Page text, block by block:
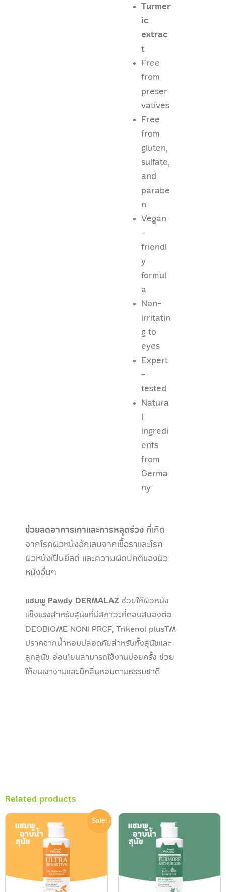
Turmer
ic
extrac
t
Free
from
preser
vatives
Free
from
gluten,
sulfate,
and
parabe
n
Vegan
-
friendl
y
formul
a
Non-
irritatin
g to
eyes
Expert
-
tested
Natura
l
ingredi
ents
from
Germa
ny
ช่วยลดอาการเกาและการหลุดร่วง ที่เกิด
จากโรคผิวหนังอักเสบจากเชื้อราและโรค
ผิวหนังเป็นยีสต์ และความผิดปกติของผิว
หนังอื่นๆ
แชมพู Pawdy DERMALAZ ช่วยให้ผิวหนัง
แข็งแรงสำหรับสุนัขที่มีสภาวะที่ตอบสนองต่อ
DEOBIOME NONI PRCF, Trikenol plusTM
ปราศจากน้ำหอมปลอดภัยสำหรับทั้งสุนัขและ
ลูกสุนัข อ่อนโยนสามารถใช้งานบ่อยครั้ง ช่วย
ให้ขนเงางามและมีกลิ่นหอมตามธรรมชาติ
Related products
Sale!